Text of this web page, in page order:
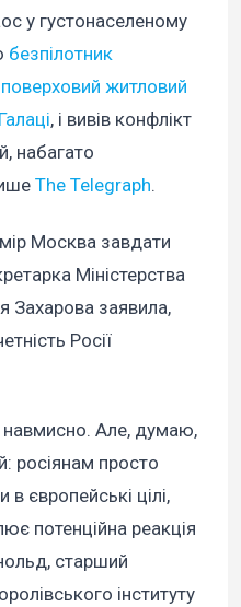
у густонаселеному
безпілотник
житловий
, і вивів конфлікт
набагато
The Telegraph.
Москва завдати
Міністерства
Захарова заявила,
Росії
Але, думаю,
росіянам просто
європейські цілі,
потенційна реакція
старший
інституту